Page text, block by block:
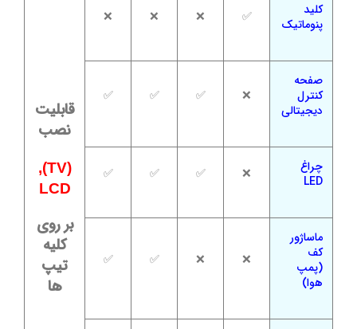
قابلیت
نصب
(TV),
LCD
بر روی
کلیه
تیپ
ها
کلید
پنوماتیک
✅
❌
❌
❌
صفحه
کنترل
دیجیتالی
❌
✅
✅
✅
چراغ
LED
❌
✅
✅
✅
ماساژور
کف
(پمپ
هوا)
❌
❌
✅
✅